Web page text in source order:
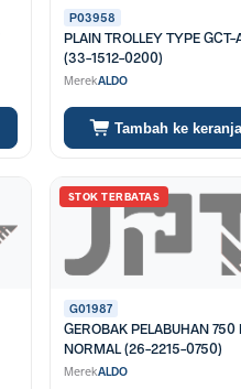
P03958
PLAIN TROLLEY TYPE GCT-
(33-1512-0200)
MerekALDO
Tambah ke
STOK TERBATAS
G01987
GEROBAK PELABUHAN 750
NORMAL (26-2215-0750)
MerekALDO